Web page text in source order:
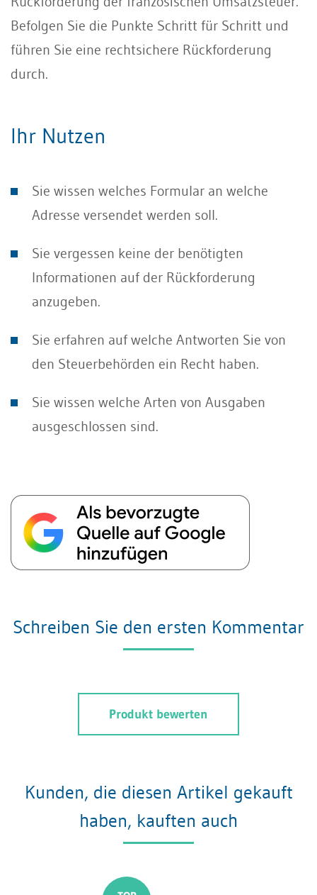
Befolgen Sie die Punkte Schritt für Schritt und
führen Sie eine rechtsichere Rückforderung
durch.
Ihr Nutzen
Sie wissen welches Formular an welche
Adresse versendet werden soll.
Sie vergessen keine der benötigten
Informationen auf der Rückforderung
anzugeben.
Sie erfahren auf welche Antworten Sie von
den Steuerbehörden ein Recht haben.
Sie wissen welche Arten von Ausgaben
ausgeschlossen sind.
Schreiben Sie den ersten Kommentar
Produkt bewerten
Kunden, die diesen Artikel gekauft
haben, kauften auch